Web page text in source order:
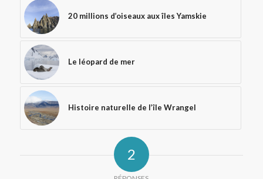
20 millions d’oiseaux aux îles Yamskie
Le léopard de mer
Histoire naturelle de l’île Wrangel
2